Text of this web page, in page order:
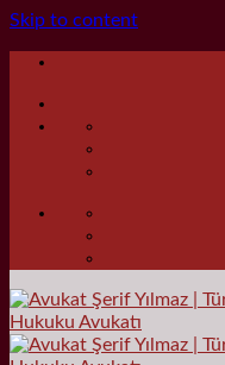
Skip to content